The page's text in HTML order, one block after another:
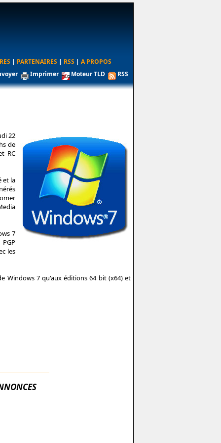
| PARTENAIRES | RSS | A PROPOS
Imprimer Moteur TLD RSS
22
de
RC
et la
7
les
Windows 7 qu'aux éditions 64 bit (x64) et